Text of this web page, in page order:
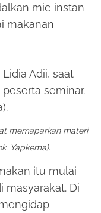
mie instan
makanan
memaparkan materi
Yapkema).
itu mulai
Di